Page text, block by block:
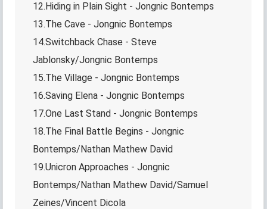
12.Hiding in Plain Sight - Jongnic Bontemps
13.The Cave - Jongnic Bontemps
14.Switchback Chase - Steve
Jablonsky/Jongnic Bontemps
15.The Village - Jongnic Bontemps
16.Saving Elena - Jongnic Bontemps
17.One Last Stand - Jongnic Bontemps
18.The Final Battle Begins - Jongnic
Bontemps/Nathan Mathew David
19.Unicron Approaches - Jongnic
Bontemps/Nathan Mathew David/Samuel
Zeines/Vincent Dicola